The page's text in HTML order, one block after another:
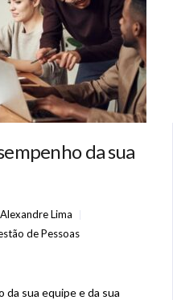
da sua
Alexandre Lima
de Pessoas
da sua equipe e da sua